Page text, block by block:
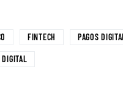
FINTECH PAGOS
DIGITAL